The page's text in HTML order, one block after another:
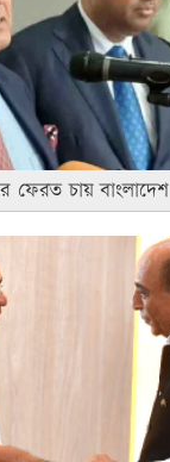
ফেরত চায় বাংলাদেশ